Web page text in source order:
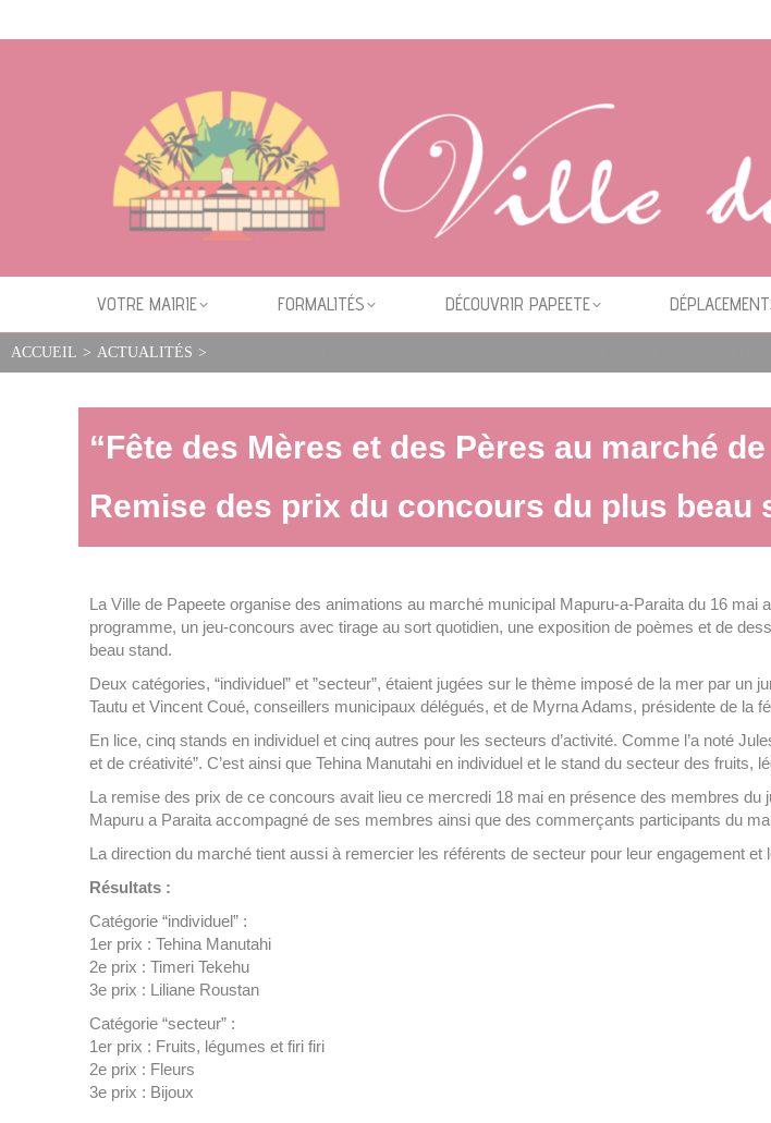
VOTRE MAIRIE FORMALITÉS DÉCOUVRIR PAPEETE
ACCUEIL > ACTUALITÉS >
“Fête des Mères et des Pères au marché
Remise des prix du concours du plus beau
La Ville de Papeete organise des animations au marché municipal Mapuru-a-Paraita du 16 mai
programme, un jeu-concours avec tirage au sort quotidien, une exposition de poèmes et de
beau stand.
Deux catégories, “individuel” et ”secteur”, étaient jugées sur le thème imposé de la mer par
Tautu et Vincent Coué, conseillers municipaux délégués, et de Myrna Adams, présidente de la
En lice, cinq stands en individuel et cinq autres pour les secteurs d’activité. Comme l’a noté
et de créativité”. C’est ainsi que Tehina Manutahi en individuel et le stand du secteur des
La remise des prix de ce concours avait lieu ce mercredi 18 mai en présence des membres du
Mapuru a Paraita accompagné de ses membres ainsi que des commerçants participants du
La direction du marché tient aussi à remercier les référents de secteur pour leur engagement et
Résultats :
Catégorie “individuel” :
1er prix : Tehina Manutahi
2e prix : Timeri Tekehu
3e prix : Liliane Roustan
Catégorie “secteur” :
1er prix : Fruits, légumes et firi firi
2e prix : Fleurs
3e prix : Bijoux